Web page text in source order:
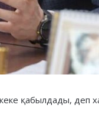
қабылдады, деп